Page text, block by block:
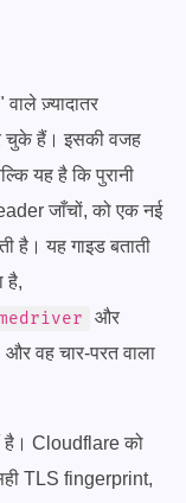
ज़्यादातर
चुके हैं। इसकी वजह
यह है कि पुरानी
जाँचों, को एक नई
है। यह गाइड बताती
है,
और
वह चार-परत वाला
है। Cloudflare को
TLS fingerprint,